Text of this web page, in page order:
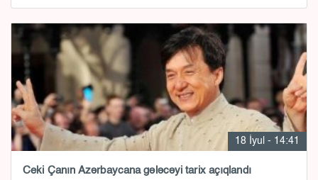
18 İyul - 14:41
Ceki Çanın Azərbaycana gələcəyi tarix açıqlandı